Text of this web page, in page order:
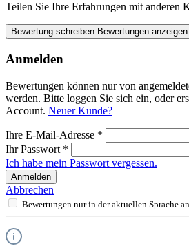
Teilen Sie Ihre Erfahrungen mit anderen
Bewertung schreiben Bewertungen anzeigen
Anmelden
Bewertungen können nur von
werden. Bitte loggen Sie sich ein, oder
Account. Neuer Kunde?
Ihre E-Mail-Adresse *
Ihr Passwort *
Ich habe mein Passwort vergessen.
Anmelden
Abbrechen
Bewertungen nur in der aktuellen Sprache